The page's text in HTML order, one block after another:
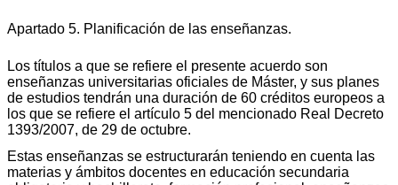
Apartado 5. Planificación de las enseñanzas.
Los títulos a que se refiere el presente acuerdo son
enseñanzas universitarias oficiales de Máster, y sus planes
de estudios tendrán una duración de 60 créditos europeos a
los que se refiere el artículo 5 del mencionado Real Decreto
1393/2007, de 29 de octubre.
Estas enseñanzas se estructurarán teniendo en cuenta las
materias y ámbitos docentes en educación secundaria